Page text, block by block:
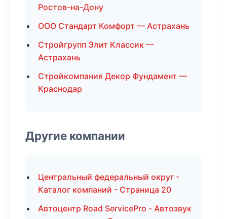
Ростов-на-Дону
ООО Стандарт Комфорт — Астрахань
Стройгрупп Элит Классик —
Астрахань
Стройкомпания Декор Фундамент —
Краснодар
Другие компании
Центральный федеральный округ -
Каталог компаний - Страница 20
Автоцентр Road ServicePro - Автозвук